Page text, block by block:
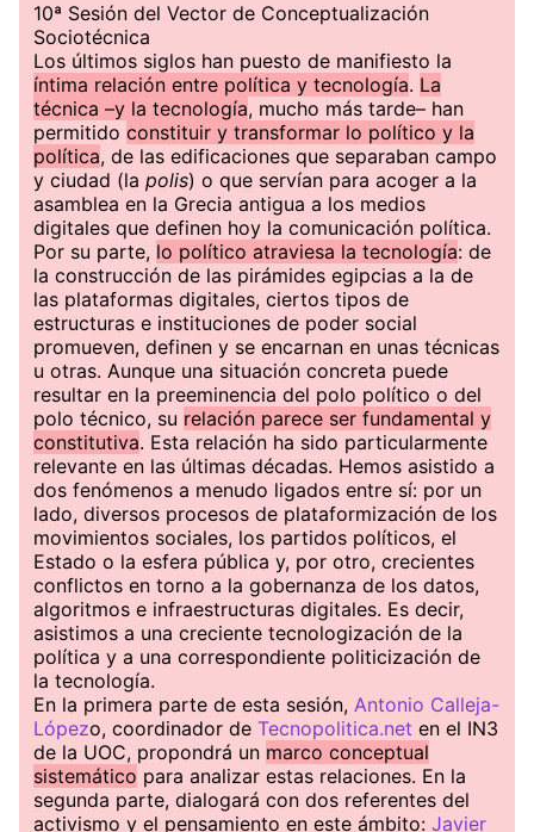
10ª Sesión del Vector de Conceptualización
Sociotécnica
Los últimos siglos han puesto de manifiesto la
íntima relación entre política y tecnología. La
técnica –y la tecnología, mucho más tarde– han
permitido constituir y transformar lo político y la
política, de las edificaciones que separaban campo
y ciudad (la polis) o que servían para acoger a la
asamblea en la Grecia antigua a los medios
digitales que definen hoy la comunicación política.
Por su parte, lo político atraviesa la tecnología: de
la construcción de las pirámides egipcias a la de
las plataformas digitales, ciertos tipos de
estructuras e instituciones de poder social
promueven, definen y se encarnan en unas técnicas
u otras. Aunque una situación concreta puede
resultar en la preeminencia del polo político o del
polo técnico, su relación parece ser fundamental y
constitutiva. Esta relación ha sido particularmente
relevante en las últimas décadas. Hemos asistido a
dos fenómenos a menudo ligados entre sí: por un
lado, diversos procesos de plataformización de los
movimientos sociales, los partidos políticos, el
Estado o la esfera pública y, por otro, crecientes
conflictos en torno a la gobernanza de los datos,
algoritmos e infraestructuras digitales. Es decir,
asistimos a una creciente tecnologización de la
política y a una correspondiente politicización de
la tecnología.
En la primera parte de esta sesión, Antonio Calleja-
Lópezo, coordinador de Tecnopolitica.net en el IN3
de la UOC, propondrá un marco conceptual
sistemático para analizar estas relaciones. En la
segunda parte, dialogará con dos referentes del
activismo y el pensamiento en este ámbito: Javier